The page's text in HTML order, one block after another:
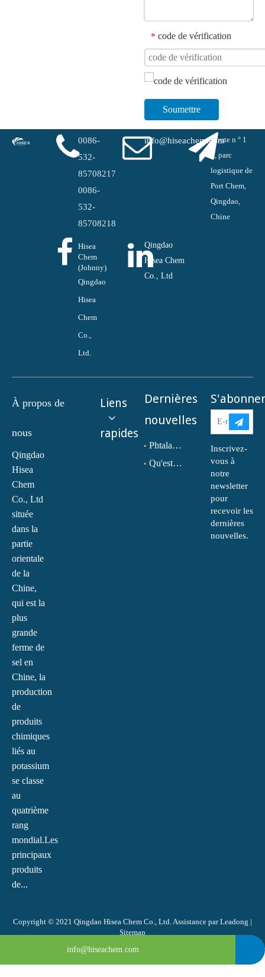
0086-532-85708217
0086-4008266163-82717
info@hiseachem.com
* code de vérification
Soumettre
0086-
532-
85708217
0086-
532-
85708218
info@hiseachem.comRoute n ° 1
#, parc
logistique de
Port Chem,
Qingdao,
Chine
Hisea
Chem
(Johnny)
Qingdao
Hisea
Chem
Co.,
Ltd.
Qingdao
Hisea Chem
Co., Ltd
À propos de
nous
Qingdao
Hisea
Chem
Co., Ltd
située
dans la
partie
orientale
de la
Chine,
qui est la
plus
grande
ferme de
sel en
Chine, la
production
de
produits
chimiques
liés au
potassium
se classe
au
quatrième
rang
mondial.Les
principaux
produits
de...
Liens
rapides
Dernières
nouvelles
Phtalate de dioctyle (DOP) N° CAS : 117-81-7
Qu'est-ce que la monoéthanolamine (MEA) ?
S'abonner
Inscrivez-
vous à
notre
newsletter
pour
recevoir les
dernières
nouvelles.
Copyright © 2021 Qingdao Hisea Chem Co., Ltd. Assistance parLeadong |
Sitemap